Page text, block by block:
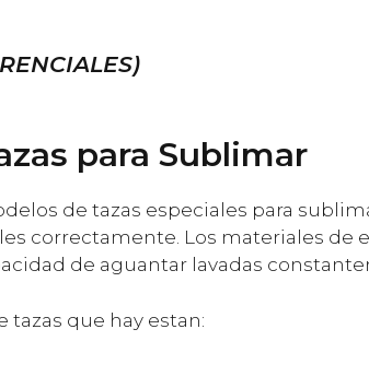
para Sublimar
de tazas especiales para
correctamente. Los materiales
de aguantar lavadas
tazas que hay estan: